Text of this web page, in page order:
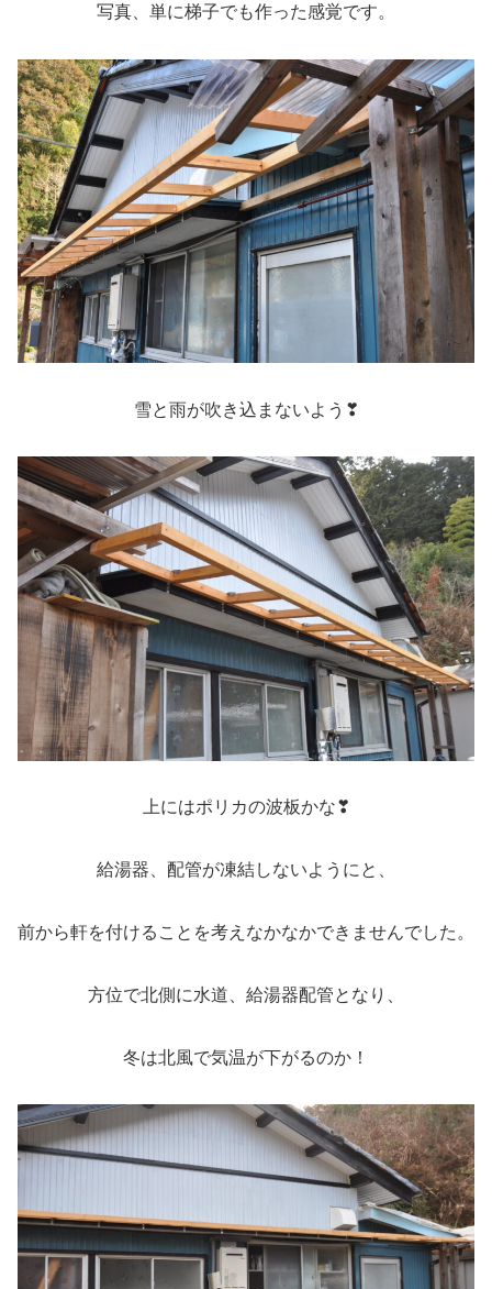
写真、単に梯子でも作った感覚です。
雪と雨が吹き込まないよう❣
上にはポリカの波板かな❣
給湯器、配管が凍結しないようにと、
前から軒を付けることを考えなかなかできませんでした。
方位で北側に水道、給湯器配管となり、
冬は北風で気温が下がるのか！